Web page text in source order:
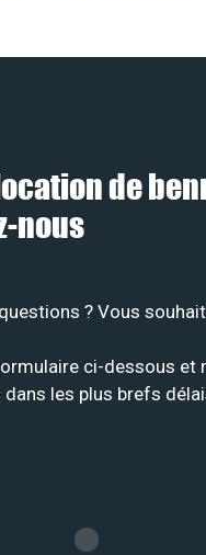
de
nous
? Vous
ci-dessous et
les plus brefs